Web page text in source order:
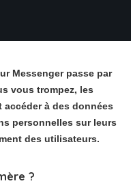
Messenger passe par
vous trompez, les
accéder à des données
personnelles sur leurs
des utilisateurs.
?